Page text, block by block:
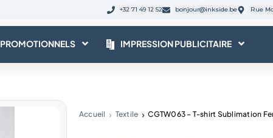
+32 71 49 12 52 bonjour@inkside.be Rue
IMPRESSION PUBLICITAIRE
Accueil Textile CGTW063 – T-shirt Sublimation